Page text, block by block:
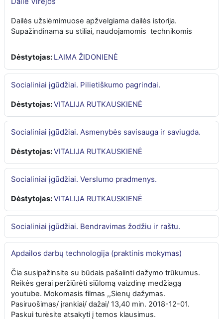
Dailės užsiėmimuose apžvelgiama dailės istorija.
Supažindinama su stiliai, naudojamomis technikomis
Dėstytojas: LAIMA ŽIDONIENĖ
Socialiniai įgūdžiai. Pilietiškumo pagrindai.
Dėstytojas:VITALIJA RUTKAUSKIENĖ
Socialiniai įgūdžiai. Asmenybės savisauga ir saviugda.
Dėstytojas:VITALIJA RUTKAUSKIENĖ
Socialiniai įgūdžiai. Verslumo pradmenys.
Dėstytojas:VITALIJA RUTKAUSKIENĖ
Socialiniai įgūdžiai. Bendravimas žodžiu ir raštu.
Apdailos darbų technologija (praktinis mokymas)
Čia susipažinsite su būdais pašalinti dažymo trūkumus.
Reikės gerai peržiūrėti siūlomą vaizdinę medžiagą
youtube. Mokomasis filmas ,,Sienų dažymas.
Pasiruošimas/ įrankiai/ dažai/ 13,40 min. 2018-12-01.
Paskui turėsite atsakyti į temos klausimus.